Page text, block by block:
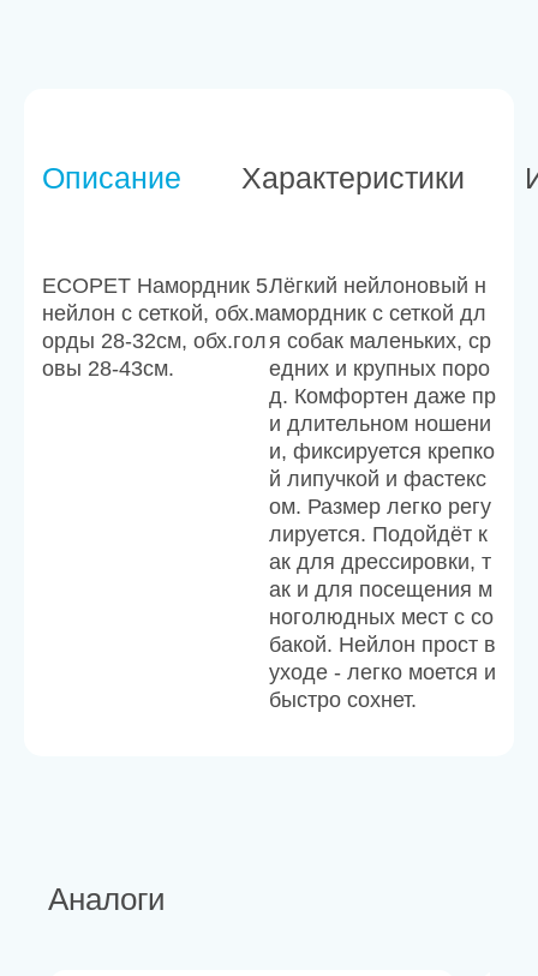
Описание Характеристики
ECOPET Намордник 5
нейлон с сеткой, обх.м
орды 28-32см, обх.гол
овы 28-43см.
Лёгкий нейлоновый н
амордник с сеткой дл
я собак маленьких, ср
едних и крупных поро
д. Комфортен даже пр
и длительном ношени
и, фиксируется крепко
й липучкой и фастекс
ом. Размер легко регу
лируется. Подойдёт к
ак для дрессировки, т
ак и для посещения м
ноголюдных мест с со
бакой. Нейлон прост в
уходе - легко моется и
быстро сохнет.
Аналоги